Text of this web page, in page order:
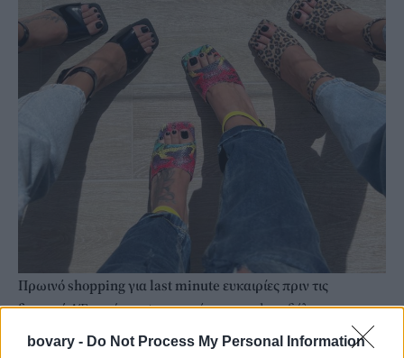
bovary - Do Not Process My Personal Information
Πρωινό shopping για last minute ευκαιρίες πριν τις
διακοπές!Ένα αέρινο φορεματάκι και cool σανδάλια, για να
μπαινοβγαίνεις απερίσπαστη στα δοκιμαστήρια. Τι άλλο θέλεις;